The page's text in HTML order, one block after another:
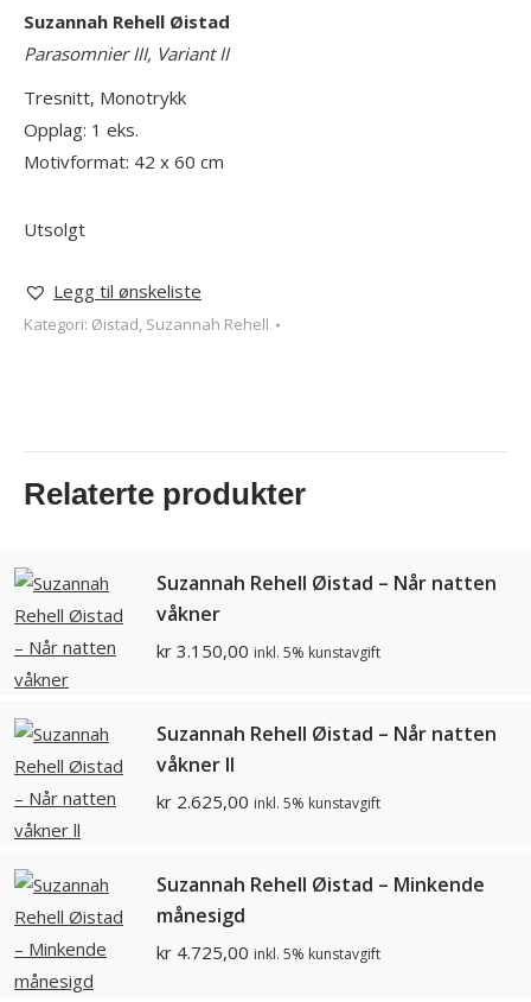
Suzannah Rehell Øistad
Parasomnier III, Variant II
Tresnitt, Monotrykk
Opplag: 1 eks.
Motivformat: 42 x 60 cm
Utsolgt
Legg til ønskeliste
Kategori: Øistad, Suzannah Rehell
Relaterte produkter
Suzannah Rehell Øistad – Når natten
våkner
kr 3.150,00 inkl. 5% kunstavgift
Suzannah Rehell Øistad – Når natten
våkner ll
kr 2.625,00 inkl. 5% kunstavgift
Suzannah Rehell Øistad – Minkende
månesigd
kr 4.725,00 inkl. 5% kunstavgift